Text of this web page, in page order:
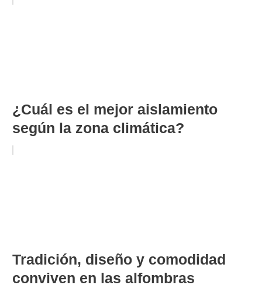
¿Cuál es el mejor aislamiento
según la zona climática?
Tradición, diseño y comodidad
conviven en las alfombras